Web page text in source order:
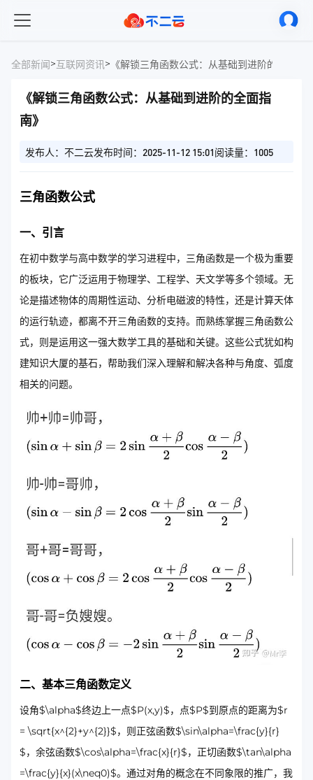
全部新闻>互联网资讯> 《解锁三角函数公式：从基础到进阶的全面指
《解锁三角函数公式：从基础到进阶的全面指
南》
发布人：不二云发布时间：2025-11-12 15:01阅读量：1005
三角函数公式
一、引言
在初中数学与高中数学的学习进程中，三角函数是一个极为重要
的板块，它广泛运用于物理学、工程学、天文学等多个领域。无
论是描述物体的周期性运动、分析电磁波的特性，还是计算天体
的运行轨迹，都离不开三角函数的支持。而熟练掌握三角函数公
式，则是运用这一强大数学工具的基础和关键。这些公式犹如构
建知识大厦的基石，帮助我们深入理解和解决各种与角度、弧度
相关的问题。
二、基本三角函数定义
设角$\alpha$终边上一点$P(x,y)$，点$P$到原点的距离为$r
= \sqrt{x^{2}+y^{2}}$，则正弦函数$\sin\alpha=\frac{y}{r}
$，余弦函数$\cos\alpha=\frac{x}{r}$，正切函数$\tan\alpha
=\frac{y}{x}(x\neq0)$。通过对角的概念在不同象限的推广，我